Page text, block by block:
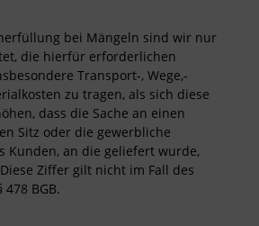
bei Mängeln sind wir nur
die hierfür erforderlichen
Transport-, Wege,-
zu tragen, als sich diese
dass die Sache an einen
Sitz oder die gewerbliche
Kunden, an die geliefert wurde,
Ziffer gilt nicht im Fall des
BGB.